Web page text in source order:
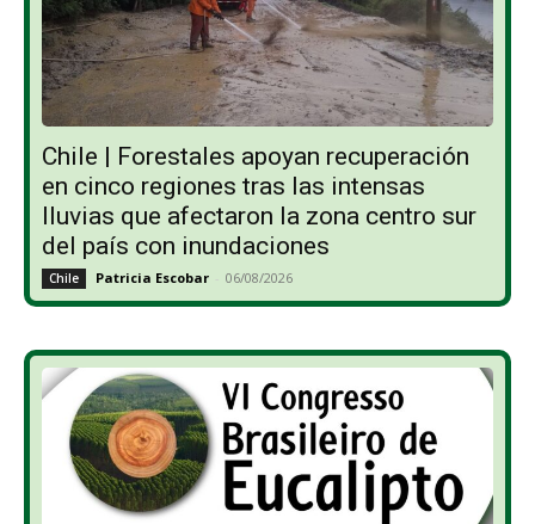
Chile | Forestales apoyan recuperación
en cinco regiones tras las intensas
lluvias que afectaron la zona centro sur
del país con inundaciones
Chile Patricia Escobar - 06/08/2026